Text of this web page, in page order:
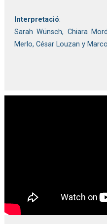
Interpretació:
Sarah Wünsch, Chiara
Merlo, César Louzan y